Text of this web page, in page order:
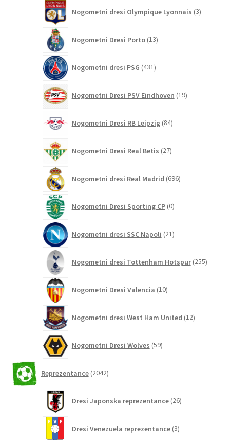
Nogometni dresi Olympique Lyonnais 3izdelki
Nogometni Dresi Porto 13izdelkov
Nogometni dresi PSG 431izdelkov
Nogometni Dresi PSV Eindhoven 19izdelkov
Nogometni Dresi RB Leipzig 84izdelkov
Nogometni Dresi Real Betis 27izdelkov
Nogometni dresi Real Madrid 696izdelkov
Nogometni Dresi Sporting CP 0izdelkov
Nogometni dresi SSC Napoli 21izdelkov
Nogometni dresi Tottenham Hotspur 255
Nogometni Dresi Valencia 10izdelkov
Nogometni dresi West Ham United 12izdelkov
Nogometni Dresi Wolves 59izdelkov
Reprezentance 2042izdelkov
Dresi Japonska reprezentance 26izdelkov
Dresi Venezuela reprezentance 3izdelki